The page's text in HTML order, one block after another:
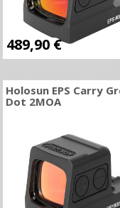
489,90€
Holosun EPS Carry
Dot 2MOA